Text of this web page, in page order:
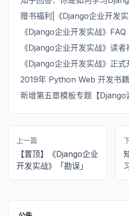
赠书福利|《Django企业开发
《Django企业开发实战》
《Django企业开发实战》读
《Django企业开发实战》正式
2019年 Python Web 开发书
新增第五章模板专题【Django
上一篇
【置顶】《Django企业
开发实战》「勘误」